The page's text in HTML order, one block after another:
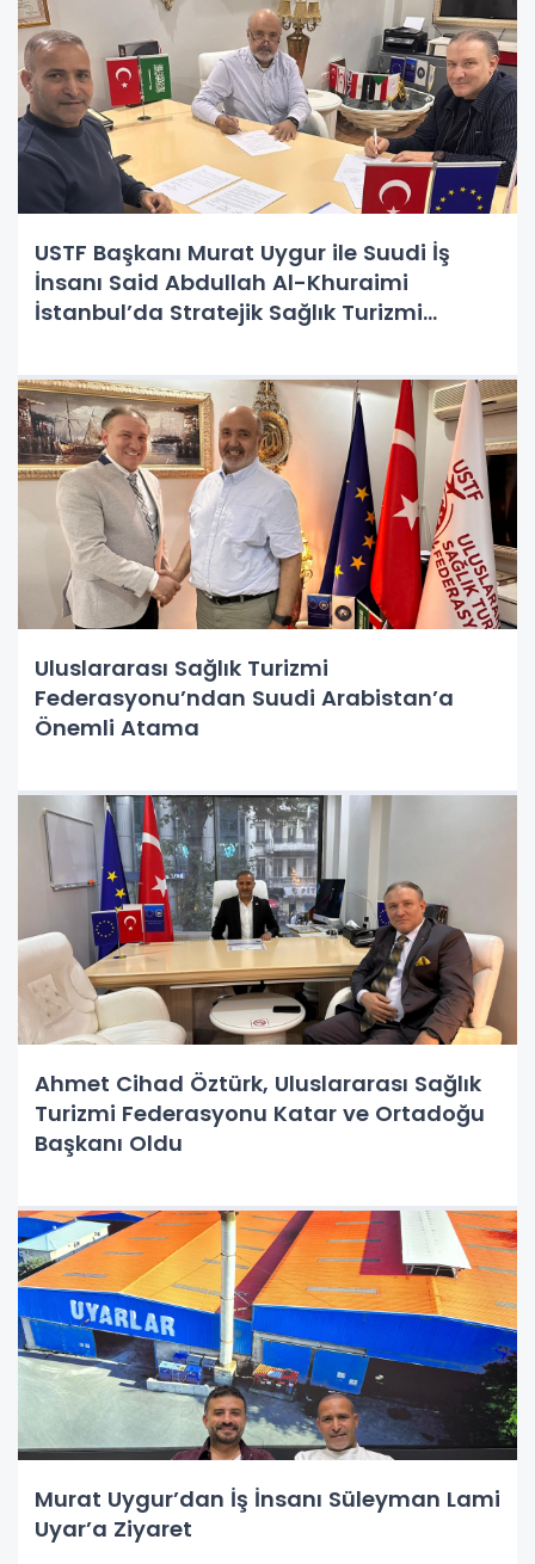
USTF Başkanı Murat Uygur ile Suudi İş
İnsanı Said Abdullah Al-Khuraimi
İstanbul’da Stratejik Sağlık Turizmi
Uluslararası Sağlık Turizmi
Federasyonu’ndan Suudi Arabistan’a
Önemli Atama
Ahmet Cihad Öztürk, Uluslararası Sağlık
Turizmi Federasyonu Katar ve Ortadoğu
Başkanı Oldu
Murat Uygur’dan İş İnsanı Süleyman Lami
Uyar’a Ziyaret